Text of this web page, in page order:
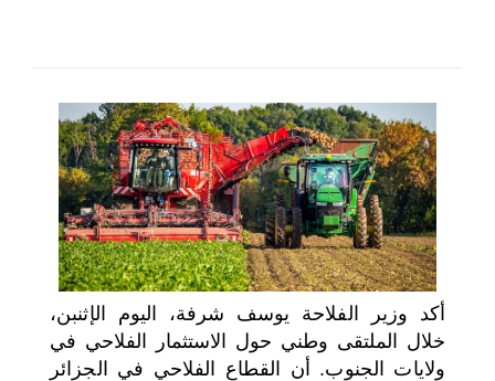
أكد وزير الفلاحة يوسف شرفة، اليوم الإثنبن،
خلال الملتقى وطني حول الاستثمار الفلاحي في
ولايات الجنوب. أن القطاع الفلاحي في الجزائر